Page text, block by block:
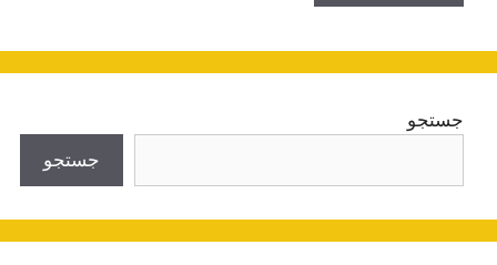
جستجو
جستجو